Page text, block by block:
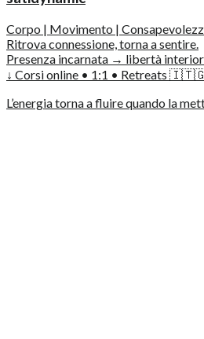
Corpo | Movimento |
Ritrova connessione, torna a sentire.
Presenza incarnata → libertà
↓ Corsi online • 1:1 • Retreats
L’energia torna a fluire quando la